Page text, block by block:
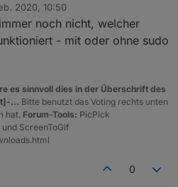
hätte ich noch eine
ist die mehrspaltige Anzeige der
Ansicht alles auf einen Blick.
genial.
ja in den Einstellungen
gar ein zweites script laufen
eine elegante Lösung?
2020, 10:50
noch nicht, welcher
- mit oder ohne sudo
es sinnvoll dies in der Überschrift des
... Bitte benutzt das Voting rechts unten
hat. Forum-Tools: PicPick
ScreenToGif
0